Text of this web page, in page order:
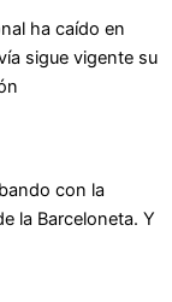
ha caído en
sigue vigente su
con la
la Barceloneta. Y